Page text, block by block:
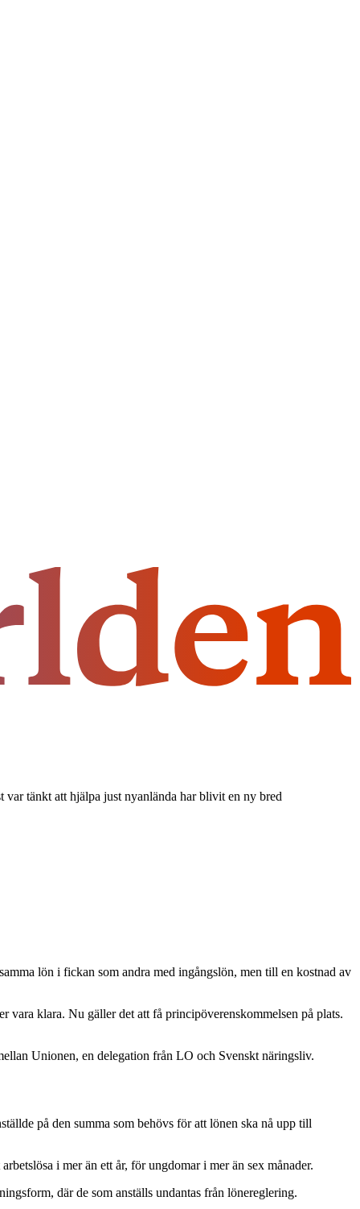
tänkt att hjälpa just nyanlända har blivit en ny bred
lön i fickan som andra med ingångslön, men till en kostnad av
vara klara. Nu gäller det att få principöverenskommelsen på plats.
Unionen, en delegation från LO och Svenskt näringsliv.
på den summa som behövs för att lönen ska nå upp till
i mer än ett år, för ungdomar i mer än sex månader.
där de som anställs undantas från lönereglering.